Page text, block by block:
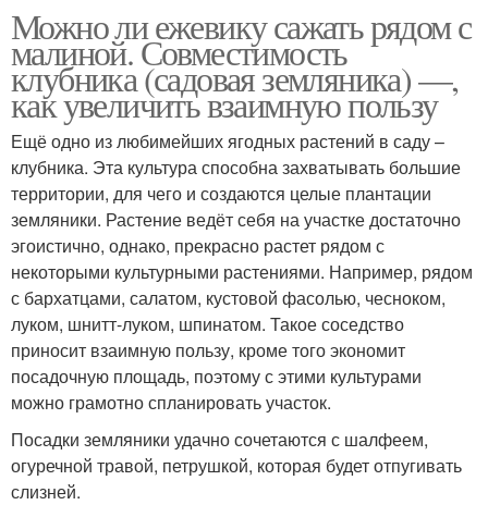
Можно ли ежевику сажать рядом с
малиной. Совместимость
клубника (садовая земляника) —,
как увеличить взаимную пользу
Ещё одно из любимейших ягодных растений в саду –
клубника. Эта культура способна захватывать большие
территории, для чего и создаются целые плантации
земляники. Растение ведёт себя на участке достаточно
эгоистично, однако, прекрасно растет рядом с
некоторыми культурными растениями. Например, рядом
с бархатцами, салатом, кустовой фасолью, чесноком,
луком, шнитт-луком, шпинатом. Такое соседство
приносит взаимную пользу, кроме того экономит
посадочную площадь, поэтому с этими культурами
можно грамотно спланировать участок.
Посадки земляники удачно сочетаются с шалфеем,
огуречной травой, петрушкой, которая будет отпугивать
слизней.